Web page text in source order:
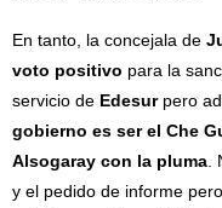
En tanto, la concejala de
voto positivo para la
servicio de Edesurpero
gobierno es ser el Che
Alsogaray con la pluma
y el pedido de informe